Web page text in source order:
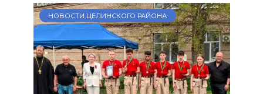
НОВОСТИ ЦЕЛИНСКОГО РАЙОНА